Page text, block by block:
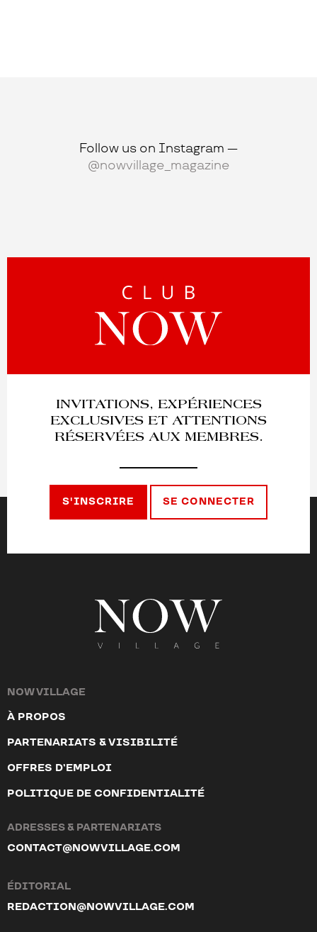
Follow us on Instagram —
@nowvillage_magazine
INVITATIONS, EXPÉRIENCES
EXCLUSIVES ET ATTENTIONS
RÉSERVÉES AUX MEMBRES.
S'INSCRIRE SE CONNECTER
NOW VILLAGE
À PROPOS
PARTENARIATS & VISIBILITÉ
OFFRES D’EMPLOI
POLITIQUE DE CONFIDENTIALITÉ
ADRESSES & PARTENARIATS
CONTACT@NOWVILLAGE.COM
ÉDITORIAL
REDACTION@NOWVILLAGE.COM